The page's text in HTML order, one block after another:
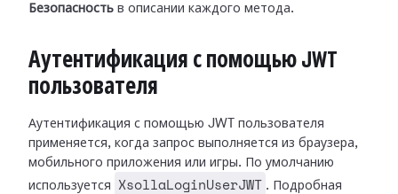
Безопасность в описании каждого метода.
Аутентификация с помощью JWT
пользователя
Аутентификация с помощью JWT пользователя
применяется, когда запрос выполняется из браузера,
мобильного приложения или игры. По умолчанию
используется
XsollaLoginUserJWT . Подробная